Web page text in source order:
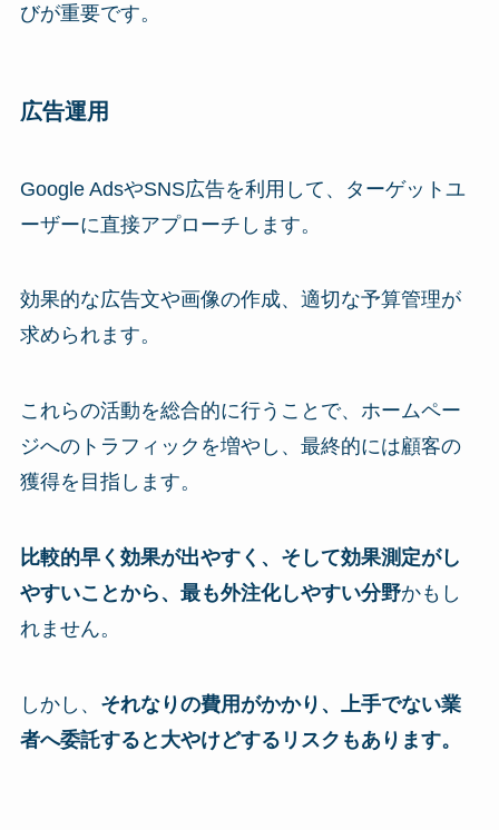
びが重要です。
広告運用
Google AdsやSNS広告を利用して、ターゲットユ
ーザーに直接アプローチします。
効果的な広告文や画像の作成、適切な予算管理が
求められます。
これらの活動を総合的に行うことで、ホームペー
ジへのトラフィックを増やし、最終的には顧客の
獲得を目指します。
比較的早く効果が出やすく、そして効果測定がし
やすいことから、最も外注化しやすい分野かもし
れません。
しかし、 それなりの費用がかかり、上手でない業
者へ委託すると大やけどするリスクもあります。